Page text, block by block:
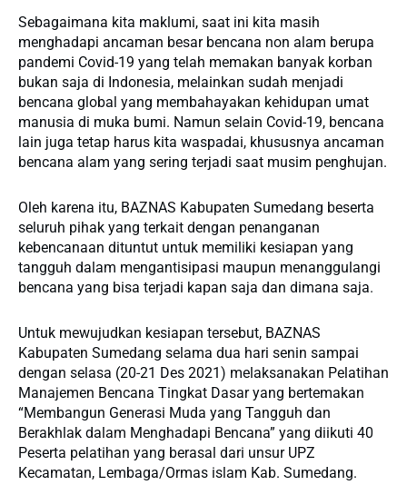
Sebagaimana kita maklumi, saat ini kita masih
menghadapi ancaman besar bencana non alam berupa
pandemi Covid-19 yang telah memakan banyak korban
bukan saja di Indonesia, melainkan sudah menjadi
bencana global yang membahayakan kehidupan umat
manusia di muka bumi. Namun selain Covid-19, bencana
lain juga tetap harus kita waspadai, khususnya ancaman
bencana alam yang sering terjadi saat musim penghujan.
Oleh karena itu, BAZNAS Kabupaten Sumedang beserta
seluruh pihak yang terkait dengan penanganan
kebencanaan dituntut untuk memiliki kesiapan yang
tangguh dalam mengantisipasi maupun menanggulangi
bencana yang bisa terjadi kapan saja dan dimana saja.
Untuk mewujudkan kesiapan tersebut, BAZNAS
Kabupaten Sumedang selama dua hari senin sampai
dengan selasa (20-21 Des 2021) melaksanakan Pelatihan
Manajemen Bencana Tingkat Dasar yang bertemakan
“Membangun Generasi Muda yang Tangguh dan
Berakhlak dalam Menghadapi Bencana” yang diikuti 40
Peserta pelatihan yang berasal dari unsur UPZ
Kecamatan, Lembaga/Ormas islam Kab. Sumedang.